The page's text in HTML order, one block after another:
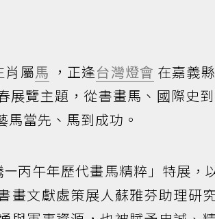
肖屬馬 ，正逢台灣燈會 在嘉義縣
展覽主題，從書畫馬、國際史到
當先、馬到成功。
丙午年歷代畫馬精粹」特展，
畫文獻處策展人蘇雅芬助理研